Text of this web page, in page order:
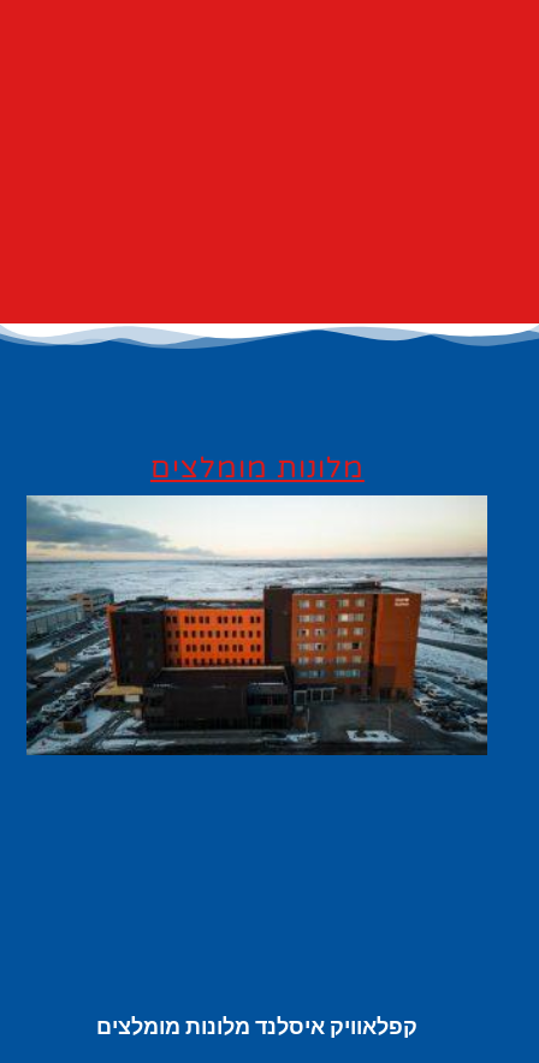
מלונות מומלצים
קפלאוויק איסלנד מלונות מומלצים